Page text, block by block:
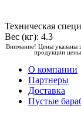
Техническая
Вес (кг): 4.3
Внимание! Цены указаны
продукции цены
О компании
Партнеры
Доставка
Пустые